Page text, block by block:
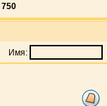
750
Имя: